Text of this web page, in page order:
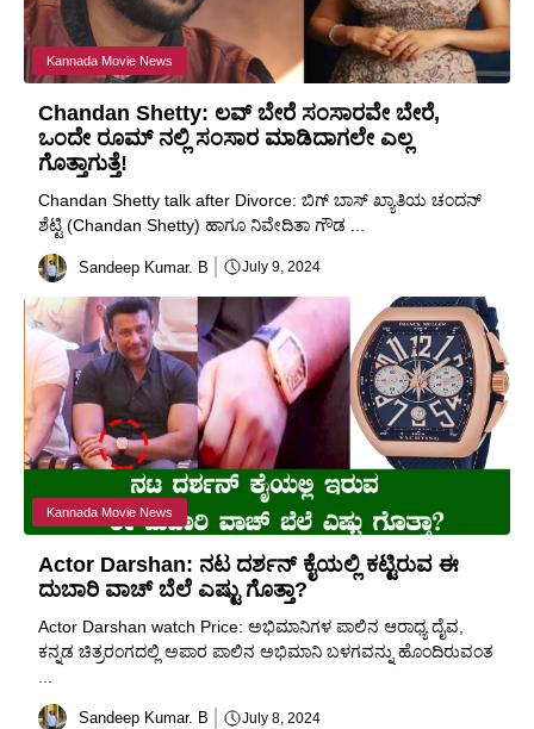
Kannada Movie News
Chandan Shetty: ಲವ್ ಬೇರೆ ಸಂಸಾರವೇ ಬೇರೆ,
ಒಂದೇ ರೂಮ್ ನಲ್ಲಿ ಸಂಸಾರ ಮಾಡಿದಾಗಲೇ ಎಲ್ಲ
ಗೊತ್ತಾಗುತ್ತೆ!
Chandan Shetty talk after Divorce: ಬಿಗ್ ಬಾಸ್ ಖ್ಯಾತಿಯ ಚಂದನ್
ಶೆಟ್ಟಿ (Chandan Shetty) ಹಾಗೂ ನಿವೇದಿತಾ ಗೌಡ ...
Sandeep Kumar. B July 9, 2024
Kannada Movie News
Actor Darshan: ನಟ ದರ್ಶನ್ ಕೈಯಲ್ಲಿ ಕಟ್ಟಿರುವ ಈ
ದುಬಾರಿ ವಾಚ್ ಬೆಲೆ ಎಷ್ಟು ಗೊತ್ತಾ?
Actor Darshan watch Price: ಅಭಿಮಾನಿಗಳ ಪಾಲಿನ ಆರಾಧ್ಯ ದೈವ,
ಕನ್ನಡ ಚಿತ್ರರಂಗದಲ್ಲಿ ಅಪಾರ ಪಾಲಿನ ಅಭಿಮಾನಿ ಬಳಗವನ್ನು ಹೊಂದಿರುವಂತ
Sandeep Kumar. B July 8, 2024